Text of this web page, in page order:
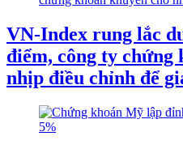
VN-Index rung lắc
điểm, công ty chứng
nhịp điều chỉnh để